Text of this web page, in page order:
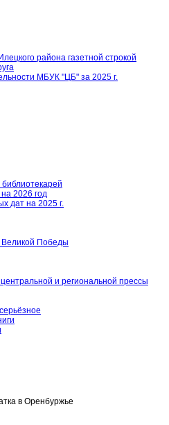
района газетной строкой
МБУК "ЦБ" за 2025 г.
2026 год
дат на 2025 г.
Победы
и региональной прессы
в Оренбуржье